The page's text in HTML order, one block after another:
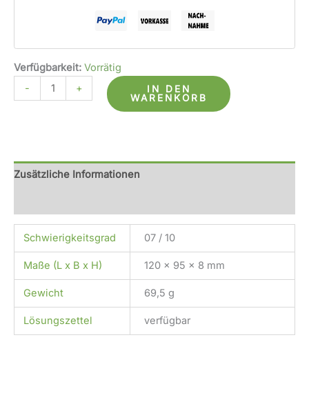
Verfügbarkeit: Vorrätig
-
+
IN DEN
WARENKORB
Zusätzliche Informationen
Schwierigkeitsgrad 07 / 10
Maße (L x B x H) 120 x 95 x 8 mm
Gewicht 69,5 g
Lösungszettel verfügbar